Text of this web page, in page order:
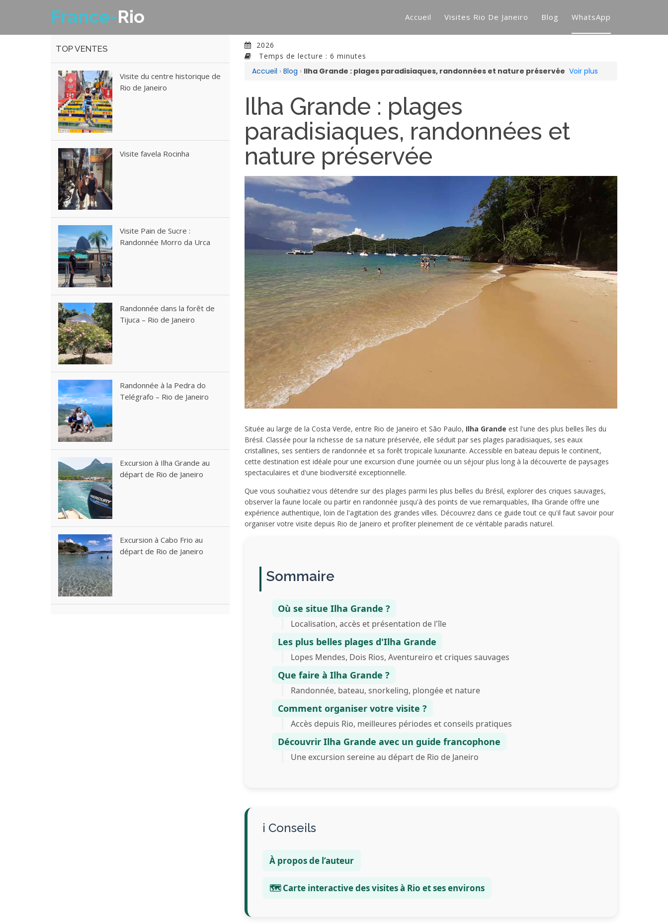
France-Rio Accueil Visites Rio De Janeiro Blog WhatsApp
TOP VENTES
Visite du centre historique de
Rio de Janeiro
Visite favela Rocinha
Visite Pain de Sucre :
Randonnée Morro da Urca
Randonnée dans la forêt de
Tijuca – Rio de Janeiro
Randonnée à la Pedra do
Telégrafo – Rio de Janeiro
Excursion à Ilha Grande au
départ de Rio de Janeiro
Excursion à Cabo Frio au
départ de Rio de Janeiro
2026
Temps de lecture : 6 minutes
Accueil › Blog › Ilha Grande : plages paradisiaques, randonnées et nature préservée Voir plus
Ilha Grande : plages
paradisiaques, randonnées et
nature préservée
Située au large de la Costa Verde, entre Rio de Janeiro et São Paulo, Ilha Grande est l'une des plus belles îles du
Brésil. Classée pour la richesse de sa nature préservée, elle séduit par ses plages paradisiaques, ses eaux
cristallines, ses sentiers de randonnée et sa forêt tropicale luxuriante. Accessible en bateau depuis le continent,
cette destination est idéale pour une excursion d'une journée ou un séjour plus long à la découverte de paysages
spectaculaires et d'une biodiversité exceptionnelle.
Que vous souhaitiez vous détendre sur des plages parmi les plus belles du Brésil, explorer des criques sauvages,
observer la faune locale ou partir en randonnée jusqu'à des points de vue remarquables, Ilha Grande offre une
expérience authentique, loin de l'agitation des grandes villes. Découvrez dans ce guide tout ce qu'il faut savoir pour
organiser votre visite depuis Rio de Janeiro et profiter pleinement de ce véritable paradis naturel.
Sommaire
Où se situe Ilha Grande ?
Localisation, accès et présentation de l'île
Les plus belles plages d'Ilha Grande
Lopes Mendes, Dois Rios, Aventureiro et criques sauvages
Que faire à Ilha Grande ?
Randonnée, bateau, snorkeling, plongée et nature
Comment organiser votre visite ?
Accès depuis Rio, meilleures périodes et conseils pratiques
Découvrir Ilha Grande avec un guide francophone
Une excursion sereine au départ de Rio de Janeiro
Conseils
À propos de l’auteur
🗺️ Carte interactive des visites à Rio et ses environs